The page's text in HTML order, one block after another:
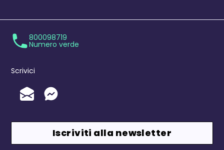
800098719
Numero verde
Scrivici
Invia un'Email
Messenger
Iscriviti alla newsletter